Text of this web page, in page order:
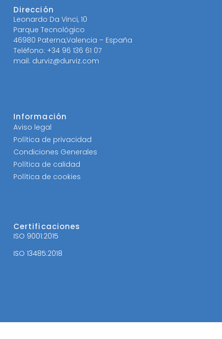
Dirección
Leonardo Da Vinci, 10
Parque Tecnológico
46980 Paterna,Valencia – España
Teléfono: +34 96 136 61 07
mail: durviz@durviz.com
Información
Aviso legal
Política de privacidad
Condiciones Generales
Política de calidad
Política de cookies
Certificaciones
ISO 9001:2015
ISO 13485:2018